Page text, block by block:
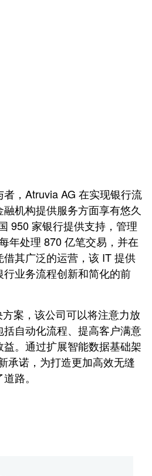
，Atruvia AG 在实现银行流
机构提供服务方面享有悠久
950 家银行提供支持，管理
年处理 870 亿笔交易，并在
其广泛的运营，该 IT 提供
业务流程创新和简化的前
案，该公司可以将注意力放
自动化流程、提高客户满意
。通过扩展智能数据基础架
承诺，为打造更加高效无缝
路。